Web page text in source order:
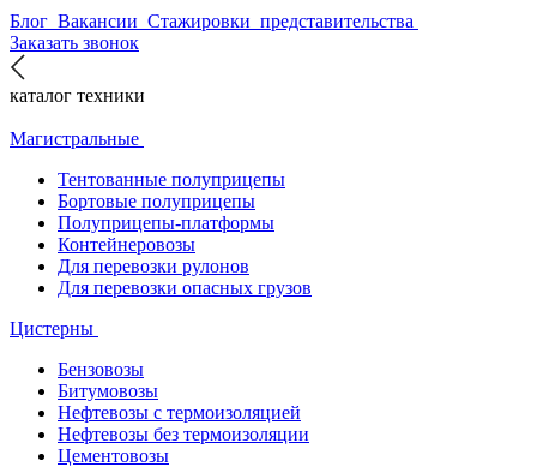
Блог Вакансии Стажировки представительства
Заказать звонок
каталог техники
Магистральные
Тентованные полуприцепы
Бортовые полуприцепы
Полуприцепы-платформы
Контейнеровозы
Для перевозки рулонов
Для перевозки опасных грузов
Цистерны
Бензовозы
Битумовозы
Нефтевозы с термоизоляцией
Нефтевозы без термоизоляции
Цементовозы